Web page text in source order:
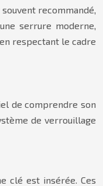
recommandé,
serrure moderne,
respectant le cadre
de comprendre son
de verrouillage
clé est insérée. Ces